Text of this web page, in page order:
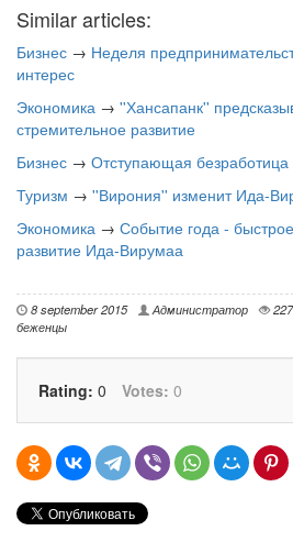
Similar articles:
Бизнес → Неделя
интерес
Экономика → ''Хансапанк''
стремительное развитие
Бизнес → Отступающая безработица
Туризм → ''Вирония'' изменит Ида-
Экономика → Событие года -
развитие Ида-Вирумаа
8 september 2015 Администратор
беженцы
Rating: 0 Votes: 0